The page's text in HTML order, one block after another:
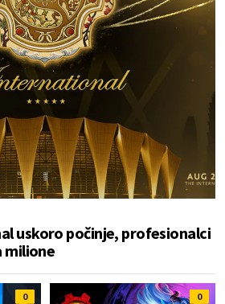
uskoro počinje, profesionalci
milione
0 0